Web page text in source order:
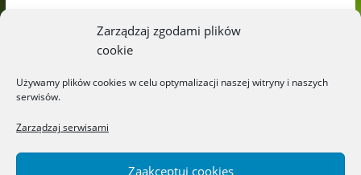
Zarządzaj zgodami plików
cookie
Używamy plików cookies w celu optymalizacji naszej witryny i naszych
serwisów.
Zarządzaj serwisami
Zaakceptuj cookies